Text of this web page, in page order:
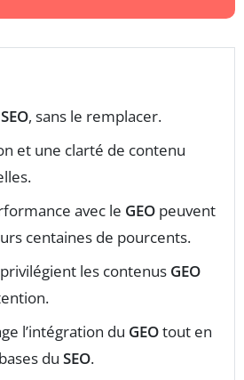
SEO, sans le remplacer.
et une clarté de contenu
avec le GEO peuvent
centaines de pourcents.
les contenus GEO
l’intégration du GEOtout en
du SEO.